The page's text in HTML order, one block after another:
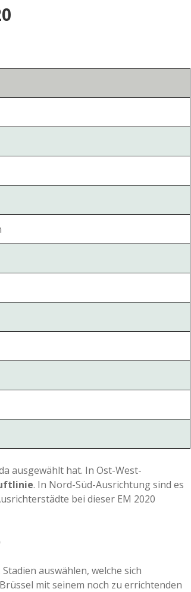
ausgewählt hat. In Ost-West-
. In Nord-Süd-Ausrichtung sind es
bei dieser EM 2020
auswählen, welche sich
mit seinem noch zu errichtenden